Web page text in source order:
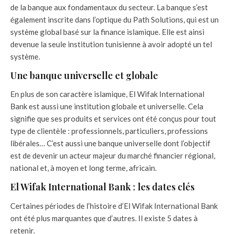
de la banque aux fondamentaux du secteur. La banque s’est
également inscrite dans l’optique du Path Solutions, qui est un
système global basé sur la finance islamique. Elle est ainsi
devenue la seule institution tunisienne à avoir adopté un tel
système.
Une banque universelle et globale
En plus de son caractère islamique, El Wifak International
Bank est aussi une institution globale et universelle. Cela
signifie que ses produits et services ont été conçus pour tout
type de clientèle : professionnels, particuliers, professions
libérales… C’est aussi une banque universelle dont l’objectif
est de devenir un acteur majeur du marché financier régional,
national et, à moyen et long terme, africain.
El Wifak International Bank : les dates clés
Certaines périodes de l’histoire d’El Wifak International Bank
ont été plus marquantes que d’autres. Il existe 5 dates à
retenir.